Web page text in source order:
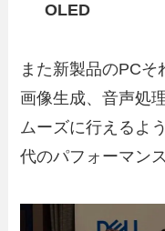
OLED
また新製品のPCそ
画像生成、音声処
ムーズに行えるよ
代のパフォーマン